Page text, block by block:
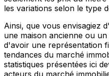
les variations selon le type
Ainsi, que vous envisagiez
une maison ancienne ou
d'avoir une représentation
tendances du marché
statistiques présentées ici